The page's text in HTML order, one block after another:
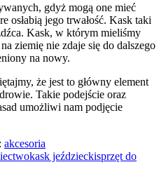
gdyż mogą one mieć
osłabią jego trwałość. Kask taki
Kask, w którym mieliśmy
ziemię nie zdaje się do dalszego
na nowy.
że jest to główny element
Takie podejście oraz
umożliwi nam podjęcie
akcesoria
kask jeździeckisprzęt do